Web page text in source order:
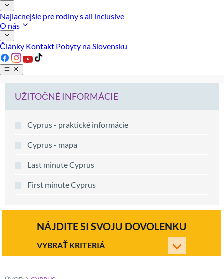
Najlacnejšie pre rodiny s all inclusive
O nás
Články Kontakt Pobyty na Slovensku
UŽITOČNÉ INFORMÁCIE
Cyprus - praktické informácie
Cyprus - mapa
Last minute Cyprus
First minute Cyprus
NÁJDITE SI SVOJU DOVOLENKU
VYBRAŤ KRITERIÁ